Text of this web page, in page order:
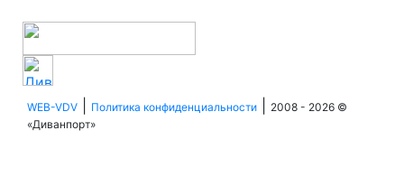
WEB-VDV Политика конфиденциальности
2008 - 2026 ©
«Диванпорт»